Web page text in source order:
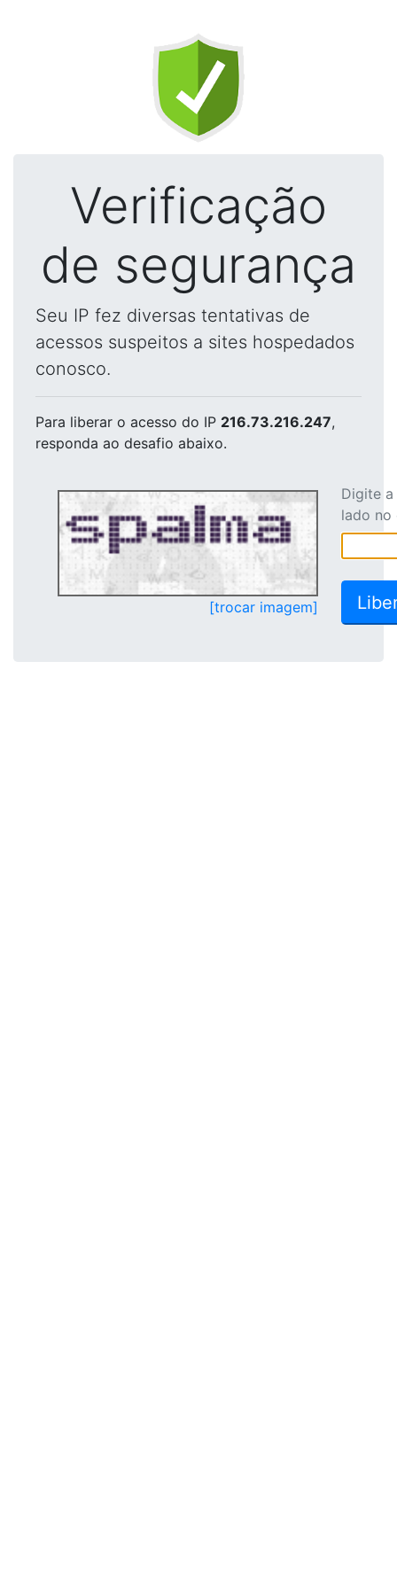
Verificação
de segurança
Seu IP fez diversas tentativas de
acessos suspeitos a sites hospedados
conosco.
Para liberar o acesso do IP 216.73.216.247,
responda ao desafio abaixo.
[trocar imagem]
Digite
lado no